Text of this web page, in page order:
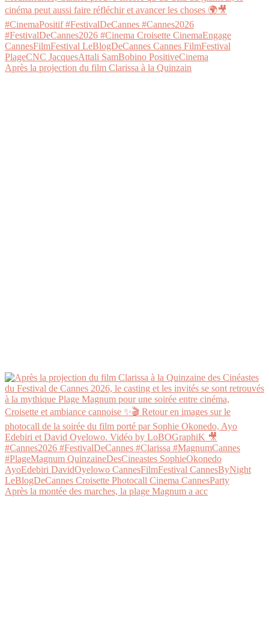
Après la projection du film Clarissa à la Quinzain
Après la montée des marches, la plage Magnum a acc